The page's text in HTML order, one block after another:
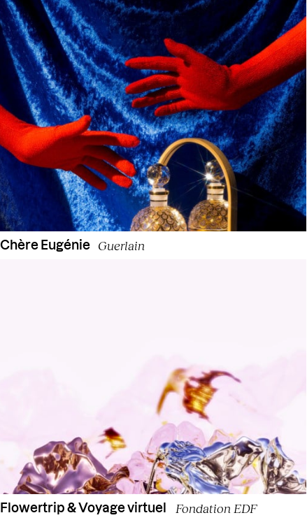
Chère Eugénie Guerlain
Flowertrip & Voyage virtuel Fondation EDF